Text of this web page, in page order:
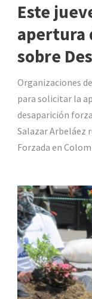
Este
apertura
sobre
Organizaciones
para solicitar la
desaparición
Salazar Arbeláez
Forzada en